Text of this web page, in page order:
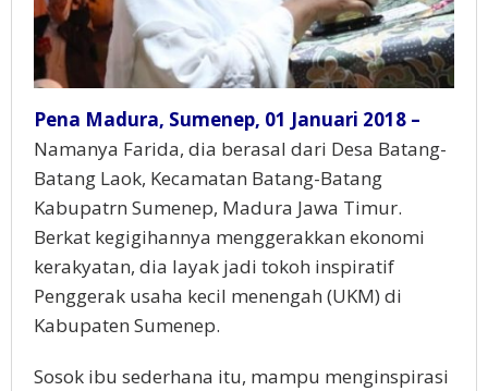
Pena Madura, Sumenep, 01 Januari 2018 –
Namanya Farida, dia berasal dari Desa Batang-
Batang Laok, Kecamatan Batang-Batang
Kabupatrn Sumenep, Madura Jawa Timur.
Berkat kegigihannya menggerakkan ekonomi
kerakyatan, dia layak jadi tokoh inspiratif
Penggerak usaha kecil menengah (UKM) di
Kabupaten Sumenep.
Sosok ibu sederhana itu, mampu menginspirasi